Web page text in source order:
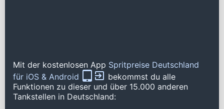
Mit der kostenlosen App Spritpreise Deutschland
für iOS & Android
bekommst du alle
Funktionen zu dieser und über 15.000 anderen
Tankstellen in Deutschland: